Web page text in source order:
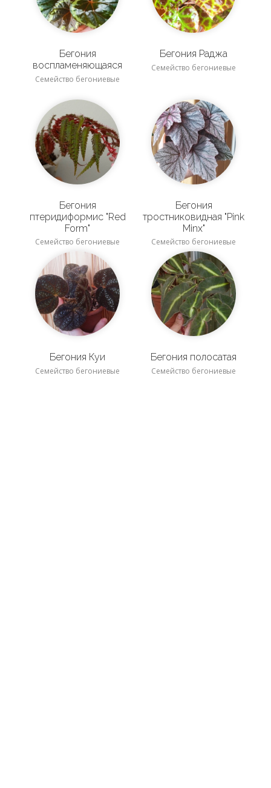
Бегония
воспламеняющаяся
Семейство бегониевые
Бегония Раджа
Семейство бегониевые
Бегония
птеридиформис "Red
Form"
Семейство бегониевые
Бегония
тростниковидная "Pink
Minx"
Семейство бегониевые
Бегония Куи
Семейство бегониевые
Бегония полосатая
Семейство бегониевые